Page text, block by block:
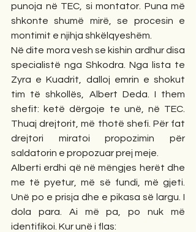
punoja në TEC, si montator. Puna më
shkonte shumë mirë, se procesin e
montimit e njihja shkëlqyeshëm.
Në dite mora vesh se kishin ardhur disa
specialistë nga Shkodra. Nga lista te
Zyra e Kuadrit, dalloj emrin e shokut
tim të shkollës, Albert Deda. I them
shefit: ketë dërgoje te unë, në TEC.
Thuaj drejtorit, më thotë shefi. Për fat
drejtori miratoi propozimin për
saldatorin e propozuar prej meje.
Alberti erdhi që në mëngjes herët dhe
me të pyetur, më së fundi, më gjeti.
Unë po e prisja dhe e pikasa së largu. I
dola para. Ai më pa, po nuk më
identifikoi. Kur unë i flas: